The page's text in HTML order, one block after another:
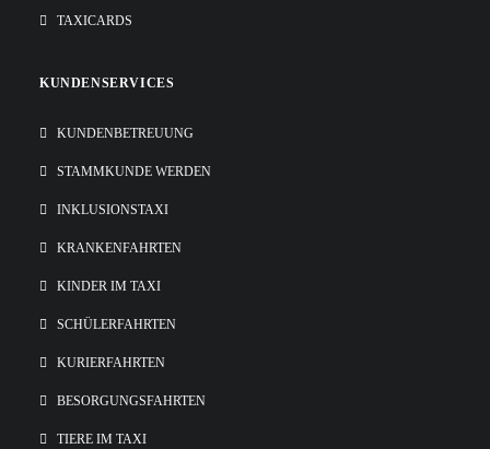
TAXICARDS
KUNDENSERVICES
KUNDENBETREUUNG
STAMMKUNDE WERDEN
INKLUSIONSTAXI
KRANKENFAHRTEN
KINDER IM TAXI
SCHÜLERFAHRTEN
KURIERFAHRTEN
BESORGUNGSFAHRTEN
TIERE IM TAXI